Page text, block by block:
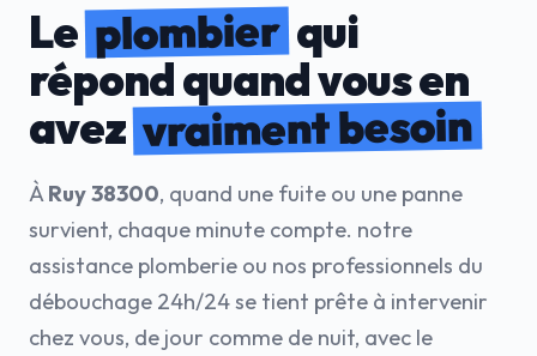
Leplombierqui
répond quand vous en
avezvraiment besoin
ÀRuy 38300, quand une fuite ou une panne
survient, chaque minute compte. notre
assistance plomberie ou nos professionnels du
débouchage 24h/24 se tient prête à intervenir
chez vous, de jour comme de nuit, avec le